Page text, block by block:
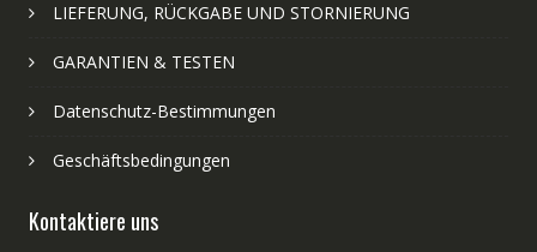
LIEFERUNG, RÜCKGABE UND STORNIERUNG
GARANTIEN & TESTEN
Datenschutz-Bestimmungen
Geschäftsbedingungen
Kontaktiere uns